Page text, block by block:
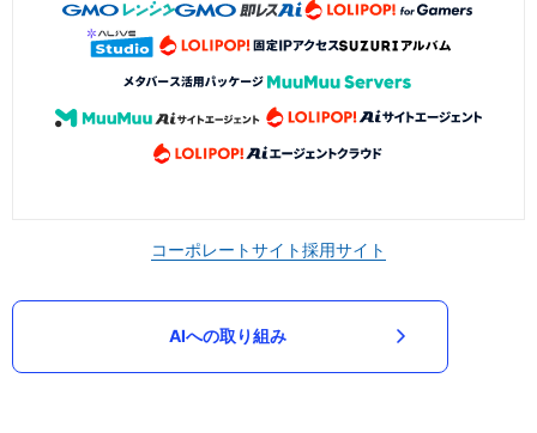
コーポレートサイト採用サイト
AIへの取り組み